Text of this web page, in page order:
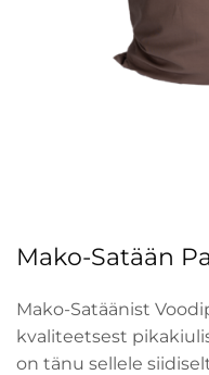
Mako-Satään
Mako-Satäänist
kvaliteetsest
on tänu sellele